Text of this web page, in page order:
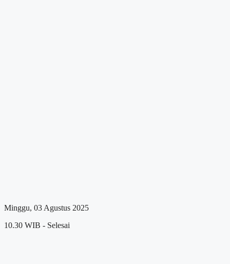
Minggu, 03 Agustus 2025
10.30 WIB - Selesai